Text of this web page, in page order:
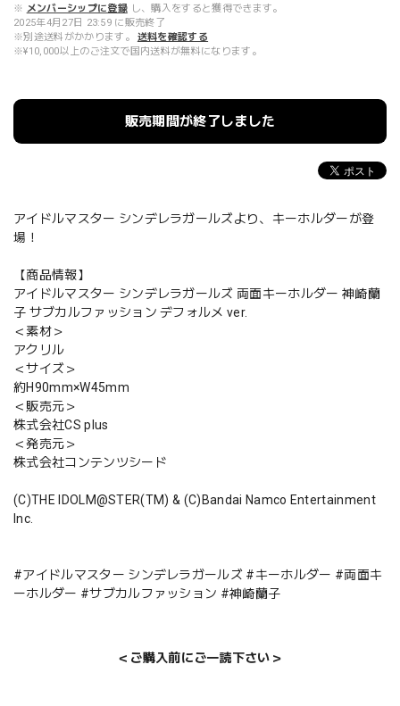
※ メンバーシップに登録 し、購入をすると獲得できます。
2025年4月27日 23:59 に販売終了
※別途送料がかかります。
送料を確認する
※¥10,000以上のご注文で国内送料が無料になります。
販売期間が終了しました
アイドルマスター シンデレラガールズより、キーホルダーが登
場！
【商品情報】
アイドルマスター シンデレラガールズ 両面キーホルダー 神崎蘭
子 サブカルファッション デフォルメ ver.
＜素材＞
アクリル
＜サイズ＞
約H90mm×W45mm
＜販売元＞
株式会社CS plus
＜発売元＞
株式会社コンテンツシード
(C)THE IDOLM@STER(TM) & (C)Bandai Namco Entertainment
Inc.
#アイドルマスター シンデレラガールズ #キーホルダー #両面キ
ーホルダー #サブカルファッション #神崎蘭子
＜ご購入前にご一読下さい＞